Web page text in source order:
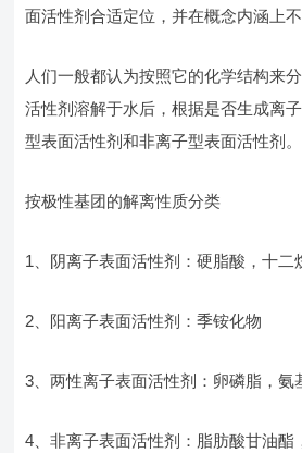
面活性剂合适定位，并在概念内涵上不
人们一般都认为按照它的化学结构来
活性剂溶解于水后，根据是否生成离
型表面活性剂和非离子型表面活性剂。
按极性基团的解离性质分类
1、阴离子表面活性剂：硬脂酸，十二
2、阳离子表面活性剂：季铵化物
3、两性离子表面活性剂：卵磷脂，氨
4、非离子表面活性剂：脂肪酸甘油酯